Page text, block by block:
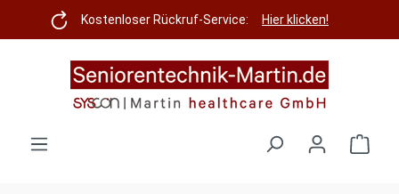
Zum Hauptinhalt springen
Kostenloser Rückruf-Service: Hier klicken!